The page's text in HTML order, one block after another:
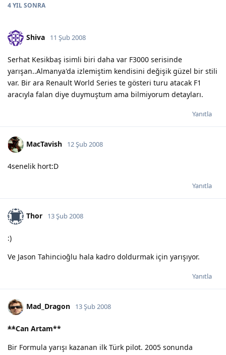
4 YILSONRA
Shiva 11 Şub 2008
Serhat Kesikbaş isimli biri daha var F3000 serisinde
yarışan..Almanya'da izlemiştim kendisini değişik güzel bir stili
var. Bir ara Renault World Series te gösteri turu atacak F1
aracıyla falan diye duymuştum ama bilmiyorum detayları.
Yanıtla
MacTavish 12 Şub 2008
4senelik hort:D
Yanıtla
Thor 13 Şub 2008
:)
Ve Jason Tahincioğlu hala kadro doldurmak için yarışıyor.
Yanıtla
Mad_Dragon 13 Şub 2008
**Can Artam**
Bir Formula yarışı kazanan ilk Türk pilot. 2005 sonunda